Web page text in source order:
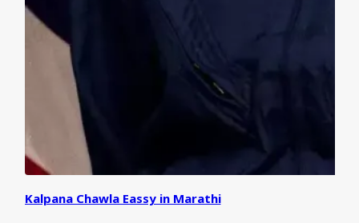
Kalpana Chawla Eassy in Marathi